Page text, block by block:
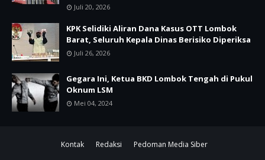
Juli 20, 2026
KPK Selidiki Aliran Dana Kasus OTT Lombok
Barat, Seluruh Kepala Dinas Berisiko Diperiksa
Juli 26, 2026
Gegara Ini, Ketua BKD Lombok Tengah di Pukul
Oknum LSM
Mei 04, 2024
Kontak Redaksi
Pedoman Media Siber